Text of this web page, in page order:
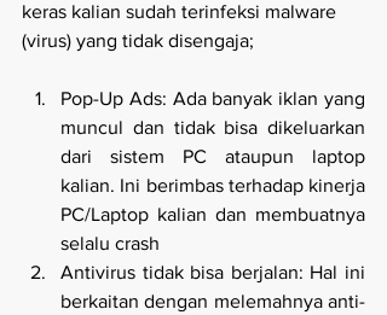
keras kalian sudah terinfeksi malware
(virus) yang tidak disengaja;
Pop-Up Ads: Ada banyak iklan yang
muncul dan tidak bisa dikeluarkan
dari sistem PC ataupun laptop
kalian. Ini berimbas terhadap kinerja
PC/Laptop kalian dan membuatnya
selalu crash
Antivirus tidak bisa berjalan: Hal ini
berkaitan dengan melemahnya anti-